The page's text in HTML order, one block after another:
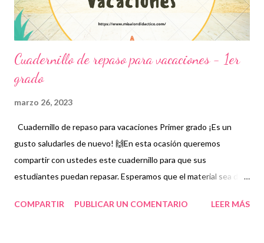
Cuadernillo de repaso para vacaciones - 1er
grado
marzo 26, 2023
Cuadernillo de repaso para vacaciones Primer grado ¡Es un
gusto saludarles de nuevo! 🙌En esta ocasión queremos
compartir con ustedes este cuadernillo para que sus
estudiantes puedan repasar. Esperamos que el material sea de
representan una opción más para fortalecer los aprendizajes de
COMPARTIR PUBLICAR UN COMENTARIO LEER MÁS